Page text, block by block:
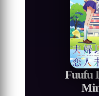
Fuufu